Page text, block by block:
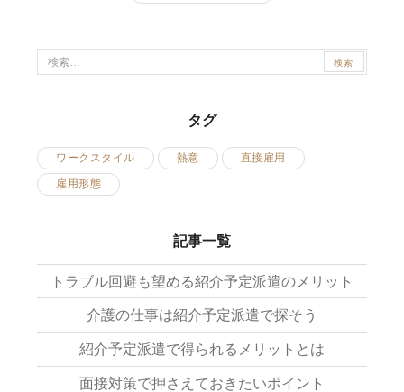
索:
タグ
ワークスタイル 熱意 直接雇用
雇用形態
記事一覧
トラブル回避も望める紹介予定派遣のメリット
介護の仕事は紹介予定派遣で探そう
紹介予定派遣で得られるメリットとは
面接対策で押さえておきたいポイント